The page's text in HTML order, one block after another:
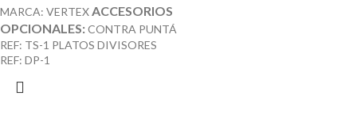
MARCA: VERTEX ACCESORIOS
OPCIONALES:CONTRA PUNTÁ
REF: TS-1 PLATOS DIVISORES
REF: DP-1